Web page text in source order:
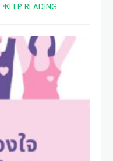
KEEP READING